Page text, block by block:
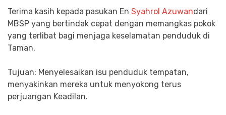
Terima kasih kepada pasukan En Syahrol Azuwandari
MBSP yang bertindak cepat dengan memangkas pokok
yang terlibat bagi menjaga keselamatan penduduk di
Taman.
Tujuan: Menyelesaikan isu penduduk tempatan,
menyakinkan mereka untuk menyokong terus
perjuangan Keadilan.